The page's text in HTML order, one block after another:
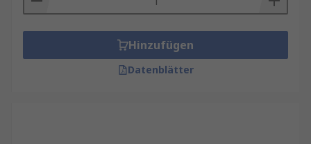
Hinzufügen
Datenblätter